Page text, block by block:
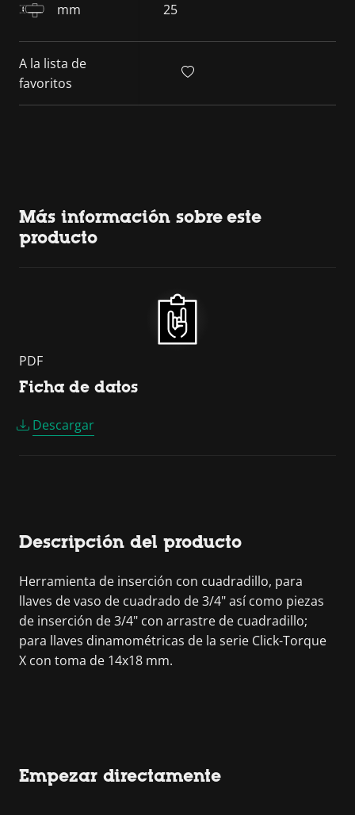
mm 25
A la lista de
favoritos
Más información sobre este
producto
PDF
Ficha de datos
Descargar
Descripción del producto
Herramienta de inserción con cuadradillo, para
llaves de vaso de cuadrado de 3/4" así como piezas
de inserción de 3/4" con arrastre de cuadradillo;
para llaves dinamométricas de la serie Click-Torque
X con toma de 14x18 mm.
Empezar directamente